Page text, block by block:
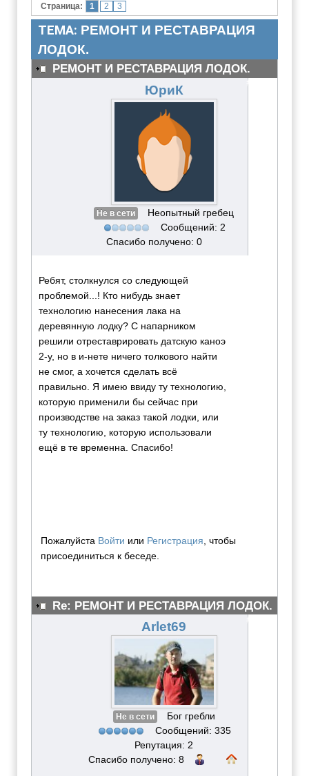
Страница: 1 2 3
ТЕМА: РЕМОНТ И РЕСТАВРАЦИЯ
ЛОДОК.
РЕМОНТ И РЕСТАВРАЦИЯ ЛОДОК.
#3069
ЮриК
Не в сети
Неопытный гребец
Сообщений: 2
Спасибо получено: 0
Ребят, столкнулся со следующей
проблемой...! Кто нибудь знает
технологию нанесения лака на
деревянную лодку? С напарником
решили отреставрировать датскую каноэ
2-у, но в и-нете ничего толкового найти
не смог, а хочется сделать всё
правильно. Я имею ввиду ту технологию,
которую применили бы сейчас при
производстве на заказ такой лодки, или
ту технологию, которую использовали
ещё в те временна. Спасибо!
Пожалуйста Войти или Регистрация , чтобы
присоединиться к беседе.
Re: РЕМОНТ И РЕСТАВРАЦИЯ ЛОДОК.
#3076
Arlet69
Не в сети
Бог гребли
Сообщений: 335
Репутация: 2
Спасибо получено: 8